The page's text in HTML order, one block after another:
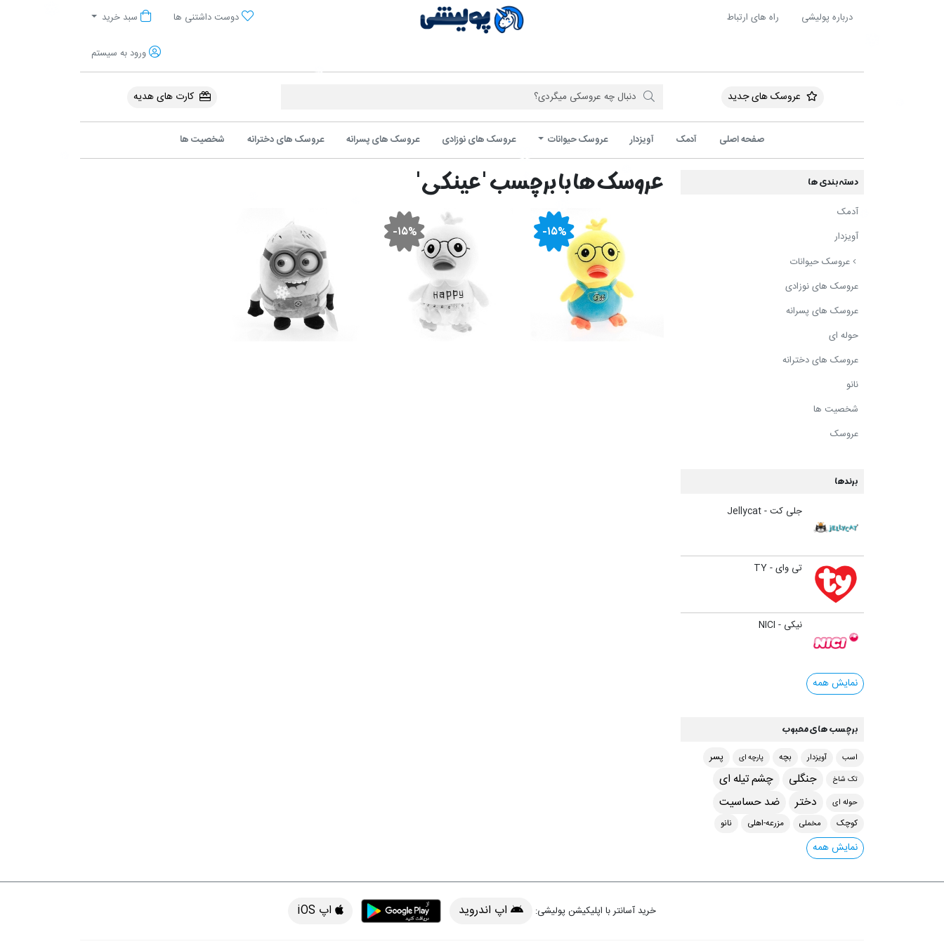
درباره پولیشی راه های ارتباط دوست داشتنی ها سبد خرید
ورود به سیستم
عروسک های جدید کارت های هدیه
صفحه اصلی آدمک آویزدار عروسک حیوانات عروسک های نوزادی عروسک های پسرانه عروسک های دخترانه شخصیت ها
دسته بندی ها
آدمک
آویزدار
عروسک حیوانات
عروسک های نوزادی
عروسک های پسرانه
حوله ای
عروسک های دخترانه
نانو
شخصیت ها
عروسک
برندها
جلی کت - Jellycat
تی وای - TY
نیکی - NICI
نمایش همه
برچسب های محبوب
اسب آویزدار بچه پارچه ای پسر
تک شاخ جنگلی چشم تیله ای
حوله ای دختر ضد حساسیت
کوچک مخملی مزرعه-اهلی نانو
نمایش همه
عروسک ها با برچسب 'عینکی'
-۱۵% -۱۵%
خرید آسانتر با اپلیکیشن پولیشی: اپ اندروید اپ iOS